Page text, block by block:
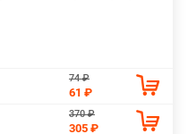
74 ₽
61 ₽
370 ₽
305 ₽